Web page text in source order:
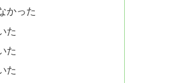
かった
た
た
た